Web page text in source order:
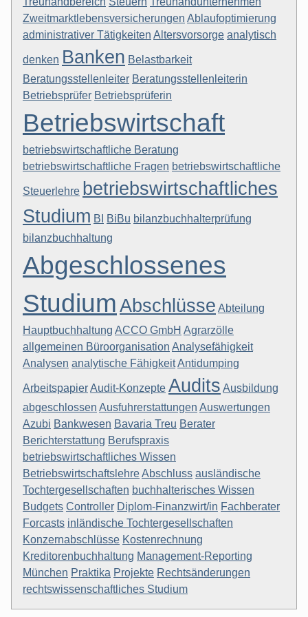
Zweitmarktlebensversicherungen Ablaufoptimierung
administrativer Tätigkeiten Altersvorsorge analytisch
denken Banken Belastbarkeit
Beratungsstellenleiter Beratungsstellenleiterin
Betriebsprüfer Betriebsprüferin
Betriebswirtschaft
betriebswirtschaftliche Beratung
betriebswirtschaftliche Fragen betriebswirtschaftliche
Steuerlehre betriebswirtschaftliches
Studium BI BiBu bilanzbuchhalterprüfung
bilanzbuchhaltung
Abgeschlossenes
Studium Abschlüsse Abteilung
Hauptbuchhaltung ACCO GmbH Agrarzölle
allgemeinen Büroorganisation Analysefähigkeit
Analysen analytische FähigkeitAntidumping
ArbeitspapierAudit-Konzepte Audits Ausbildung
abgeschlossen Ausfuhrerstattungen Auswertungen
Azubi Bankwesen Bavaria Treu Berater
Berichterstattung Berufspraxis
betriebswirtschaftliches Wissen
BetriebswirtschaftslehreAbschluss ausländische
Tochtergesellschaften buchhalterisches Wissen
Budgets Controller Diplom-Finanzwirt/in Fachberater
Forcasts inländische Tochtergesellschaften
Konzernabschlüsse Kostenrechnung
Kreditorenbuchhaltung Management-Reporting
München Praktika Projekte Rechtsänderungen
rechtswissenschaftliches Studium